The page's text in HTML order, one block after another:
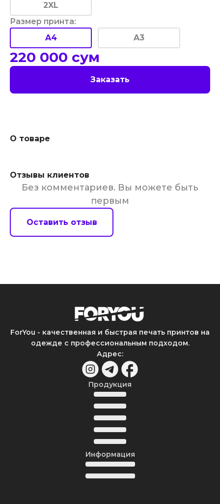
2XL
Размер принта:
A4
A3
220 000 сум
Заказать
О товаре
Отзывы клиентов
Без комментариев. Вы можете быть
первым
Оставить отзыв
ForYou - качественная и быстрая печать принтов на
одежде с профессиональным подходом.
Адрес:
Продукция
Информация